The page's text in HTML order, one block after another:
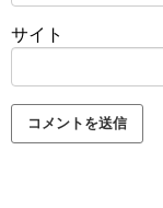
サイト